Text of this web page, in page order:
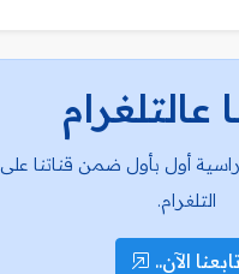
عالتلغرام
أول بأول ضمن قناتنا على
التلغرام.
تابعنا الآن..